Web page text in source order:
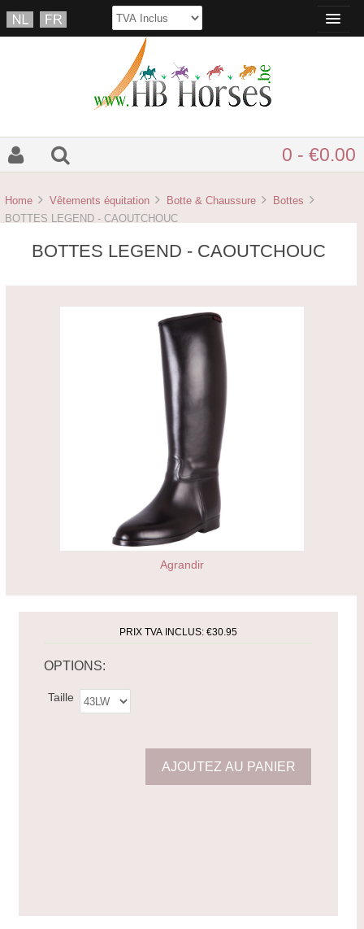
0 - €0.00
Home Vêtements équitation Botte & Chaussure
Bottes
BOTTES LEGEND - CAOUTCHOUC
BOTTES LEGEND - CAOUTCHOUC
Agrandir
PRIX TVA INCLUS:€30.95
OPTIONS:
Taille